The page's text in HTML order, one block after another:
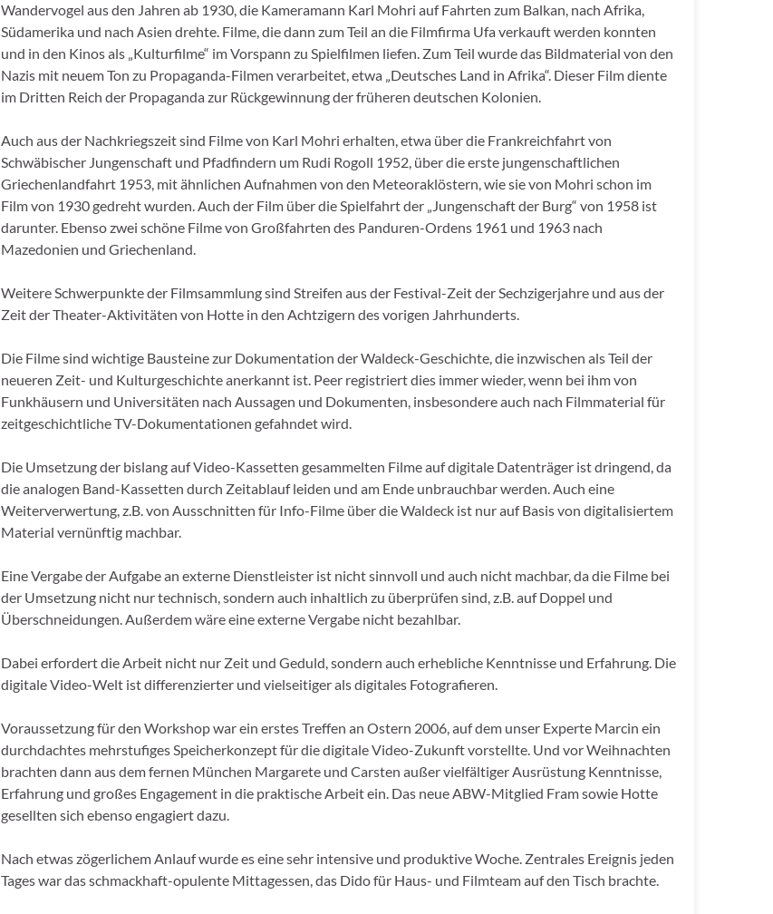
Wandervogel aus den Jahren ab 1930, die Kameramann Karl Mohri auf Fahrten zum Balkan, nach Afrika,
Südamerika und nach Asien drehte. Filme, die dann zum Teil an die Filmfirma Ufa verkauft werden konnten
und in den Kinos als „Kulturfilme“ im Vorspann zu Spielfilmen liefen. Zum Teil wurde das Bildmaterial von den
Nazis mit neuem Ton zu Propaganda-Filmen verarbeitet, etwa „Deutsches Land in Afrika“. Dieser Film diente
im Dritten Reich der Propaganda zur Rückgewinnung der früheren deutschen Kolonien.
Auch aus der Nachkriegszeit sind Filme von Karl Mohri erhalten, etwa über die Frankreichfahrt von
Schwäbischer Jungenschaft und Pfadfindern um Rudi Rogoll 1952, über die erste jungenschaftlichen
Griechenlandfahrt 1953, mit ähnlichen Aufnahmen von den Meteoraklöstern, wie sie von Mohri schon im
Film von 1930 gedreht wurden. Auch der Film über die Spielfahrt der „Jungenschaft der Burg“ von 1958 ist
darunter. Ebenso zwei schöne Filme von Großfahrten des Panduren-Ordens 1961 und 1963 nach
Mazedonien und Griechenland.
Weitere Schwerpunkte der Filmsammlung sind Streifen aus der Festival-Zeit der Sechzigerjahre und aus der
Zeit der Theater-Aktivitäten von Hotte in den Achtzigern des vorigen Jahrhunderts.
Die Filme sind wichtige Bausteine zur Dokumentation der Waldeck-Geschichte, die inzwischen als Teil der
neueren Zeit- und Kulturgeschichte anerkannt ist. Peer registriert dies immer wieder, wenn bei ihm von
Funkhäusern und Universitäten nach Aussagen und Dokumenten, insbesondere auch nach Filmmaterial für
zeitgeschichtliche TV-Dokumentationen gefahndet wird.
Die Umsetzung der bislang auf Video-Kassetten gesammelten Filme auf digitale Datenträger ist dringend, da
die analogen Band-Kassetten durch Zeitablauf leiden und am Ende unbrauchbar werden. Auch eine
Weiterverwertung, z.B. von Ausschnitten für Info-Filme über die Waldeck ist nur auf Basis von digitalisiertem
Material vernünftig machbar.
Eine Vergabe der Aufgabe an externe Dienstleister ist nicht sinnvoll und auch nicht machbar, da die Filme bei
der Umsetzung nicht nur technisch, sondern auch inhaltlich zu überprüfen sind, z.B. auf Doppel und
Überschneidungen. Außerdem wäre eine externe Vergabe nicht bezahlbar.
Dabei erfordert die Arbeit nicht nur Zeit und Geduld, sondern auch erhebliche Kenntnisse und Erfahrung. Die
digitale Video-Welt ist differenzierter und vielseitiger als digitales Fotografieren.
Voraussetzung für den Workshop war ein erstes Treffen an Ostern 2006, auf dem unser Experte Marcin ein
durchdachtes mehrstufiges Speicherkonzept für die digitale Video-Zukunft vorstellte. Und vor Weihnachten
brachten dann aus dem fernen München Margarete und Carsten außer vielfältiger Ausrüstung Kenntnisse,
Erfahrung und großes Engagement in die praktische Arbeit ein. Das neue ABW-Mitglied Fram sowie Hotte
gesellten sich ebenso engagiert dazu.
Nach etwas zögerlichem Anlauf wurde es eine sehr intensive und produktive Woche. Zentrales Ereignis jeden
Tages war das schmackhaft-opulente Mittagessen, das Dido für Haus- und Filmteam auf den Tisch brachte.